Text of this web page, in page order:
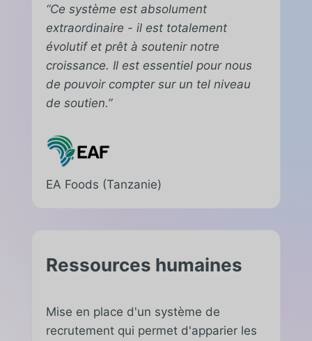
“Ce système est absolument
extraordinaire - il est totalement
évolutif et prêt à soutenir notre
croissance. Il est essentiel pour nous
de pouvoir compter sur un tel niveau
de soutien.”
EA Foods (Tanzanie)
Ressources humaines
Mise en place d'un système de
recrutement qui permet d'apparier les